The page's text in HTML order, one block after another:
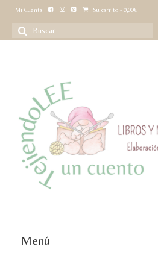
Mi Cuenta Su carrito - 0,00€
Buscar
por:
Menú